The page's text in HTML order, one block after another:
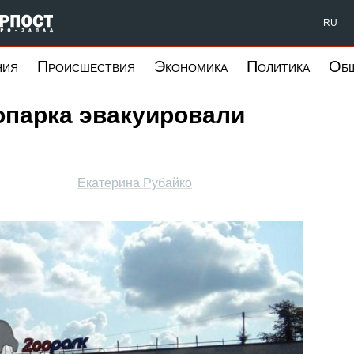
Форпост Северо-Запад RU
Происшествия Экономика Политика
эвакуировали
Екатерина Рубайко